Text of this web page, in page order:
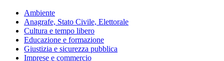
Ambiente
Anagrafe, Stato Civile, Elettorale
Cultura e tempo libero
Educazione e formazione
Giustizia e sicurezza pubblica
Imprese e commercio